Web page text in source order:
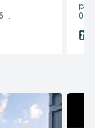
г.
08